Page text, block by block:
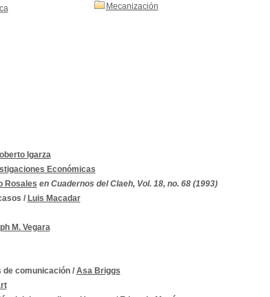
Mecanización
Igarza
Económicas
Rosales en Cuadernos del Claeh, Vol. 18, no. 68 (1993)
/ Luis Macadar
M. Vegara
de comunicación/ Asa Briggs